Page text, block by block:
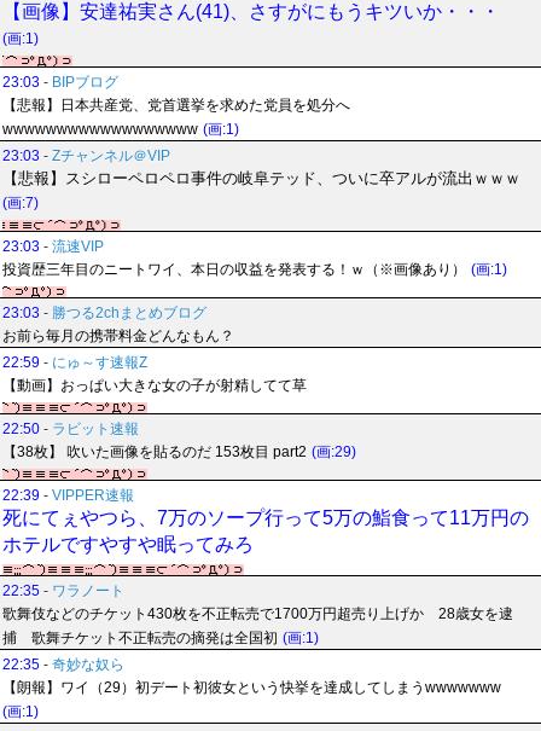
【画像】安達祐実さん(41)、さすがにもうキツいか・・・
(画:1)
23:03 - BIPブログ
【悲報】日本共産党、党首選挙を求めた党員を処分へ
wwwwwwwwwwwwwwwwww (画:1)
23:03 - Zチャンネル＠VIP
【悲報】スシローペロペロ事件の岐阜テッド、ついに卒アルが流出ｗｗｗ
(画:7)
23:03 - 流速VIP
投資歴三年目のニートワイ、本日の収益を発表する！ｗ（※画像あり）
(画:1)
23:03 - 勝つる2chまとめブログ
お前ら毎月の携帯料金どんなもん？
22:59 - にゅ～す速報Z
【動画】おっぱい大きな女の子が射精してて草
22:50 - ラビット速報
【38枚】 吹いた画像を貼るのだ 153枚目 part2 (画:29)
22:39 - VIPPER速報
死にてぇやつら、7万のソープ行って5万の鮨食って11万円の
ホテルですやすや眠ってみろ
22:35 - ワラノート
歌舞伎などのチケット430枚を不正転売で1700万円超売り上げか 28歳女を逮
捕 歌舞チケット不正転売の摘発は全国初 (画:1)
22:35 - 奇妙な奴ら
【朗報】ワイ（29）初デート初彼女という快挙を達成してしまうwwwwwww
(画:1)